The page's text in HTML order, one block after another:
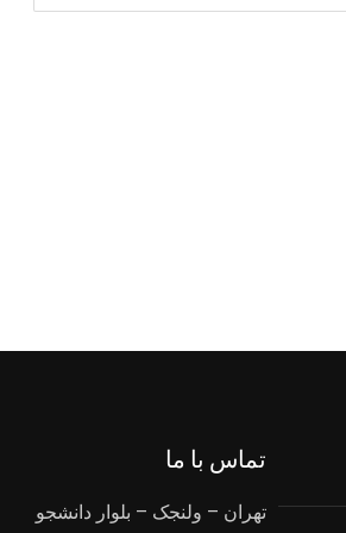
تماس با ما
تهران – ولنجک – بلوار دانشجو